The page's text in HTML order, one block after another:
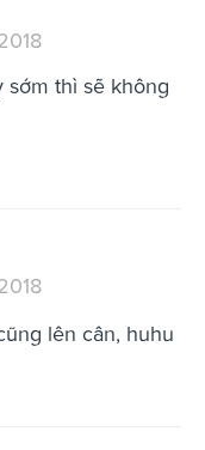
sớm thì sẽ không
lên cân, huhu